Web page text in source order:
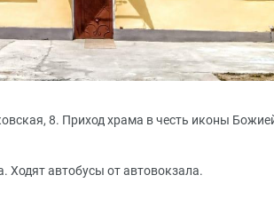
8. Приход храма в честь иконы
Ходят автобусы от автовокзала.